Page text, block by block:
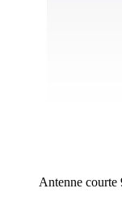
Antenne